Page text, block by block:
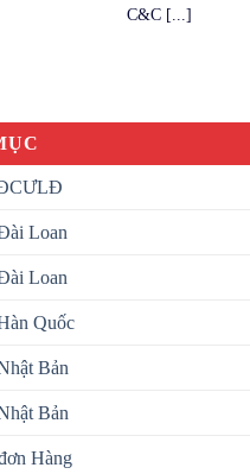
C&C [...]
Loan
Loan
Quốc
Bản
Bản
Hàng